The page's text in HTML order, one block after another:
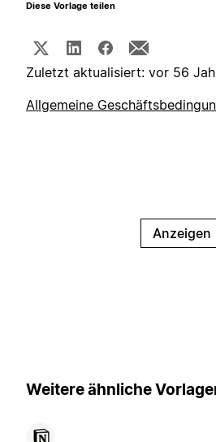
Diese Vorlage teilen
Zuletzt aktualisiert: vor 56
Allgemeine
Anzeigen
Weitere ähnliche